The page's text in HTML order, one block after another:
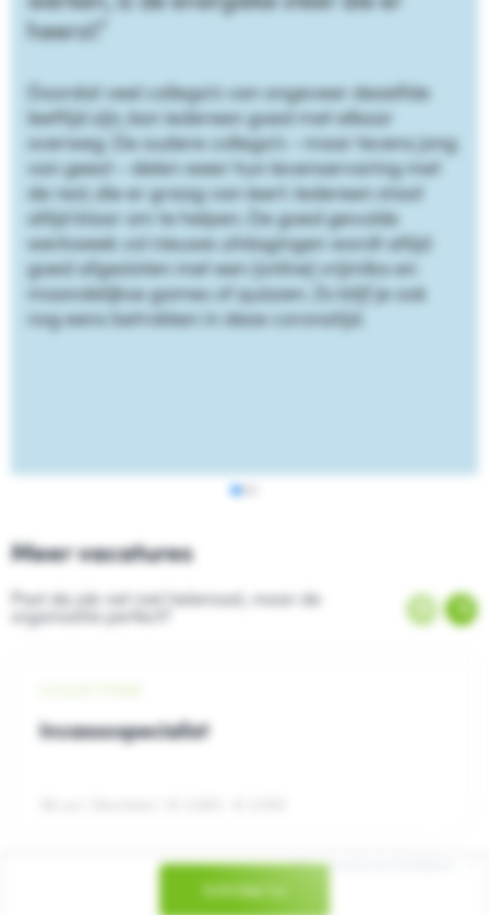
heerst.”
Doordat veel collega’s van ongeveer dezelfde
leeftijd zijn, kan iedereen goed met elkaar
overweg. De oudere collega’s - maar tevens jong
van geest - delen weer hun levenservaring met
de rest, die er graag van leert. Iedereen staat
altijd klaar om te helpen. De goed gevulde
werkweek vol nieuwe uitdagingen wordt altijd
goed afgesloten met een (online) vrijmibo en
maandelijkse games of quizzen. Zo blijf je ook
nog eens betrokken in deze coronatijd.
Meer vacatures
Past de job net niet helemaal, maar de
Incassospecialist
Alle vacatures bekijken